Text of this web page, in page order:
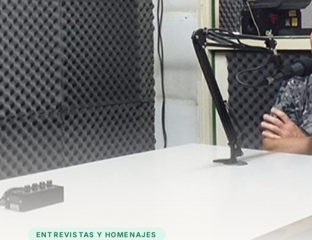
ENTREVISTAS Y HOMENAJES